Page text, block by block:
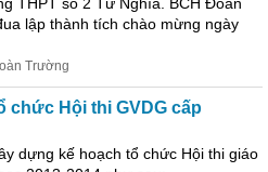
lập thành tích chào mừng ngày
Trường
chức Hội thi GVDG cấp
dựng kế hoạch tổ chức Hội thi giáo